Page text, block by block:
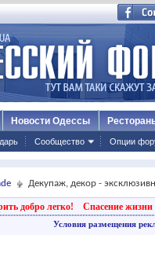
Сообщество Опции
Новости Одессы
Декупаж, декор -
добро легко! Спасение жизни
Условия размещения